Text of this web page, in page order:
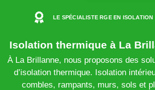
LE SPÉCIALISTE RGE EN ISOLATION
Isolation thermique à La
À La Brillanne, nous proposons des
d’isolation thermique. Isolation
combles, rampants, murs, sols et